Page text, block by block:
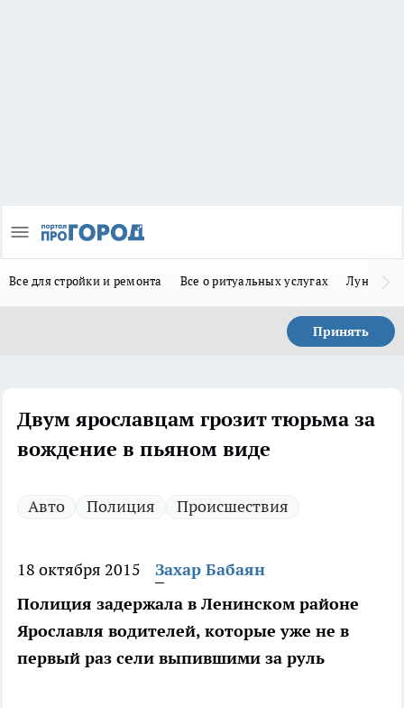
Все для стройки и ремонта Все о ритуальных услугах Лунно-
Принять
Двум ярославцам грозит тюрьма за
вождение в пьяном виде
Авто Полиция Происшествия
18 октября 2015
Захар Бабаян
Полиция задержала в Ленинском районе
Ярославля водителей, которые уже не в
первый раз сели выпившими за руль